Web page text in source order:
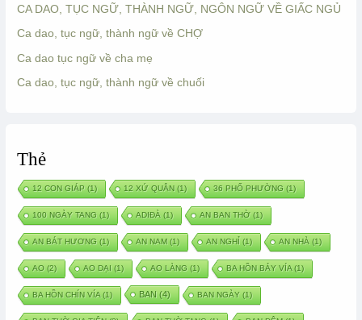
CA DAO, TỤC NGỮ, THÀNH NGỮ, NGÔN NGỮ VỀ GIẤC NGỦ
Ca dao, tục ngữ, thành ngữ về CHỢ
Ca dao tục ngữ về cha mẹ
Ca dao, tục ngữ, thành ngữ về chuối
Thẻ
12 CON GIÁP (1) 12 XỨ QUÂN (1) 36 PHỐ PHƯỜNG (1)
100 NGÀY TANG (1) ADIĐÀ (1) AN BAN THỜ(1)
AN BÁT HƯƠNG (1) AN NAM(1) AN NGHỈ (1) AN NHÀ (1)
AO (2) AO DẠI (1) AO LÀNG (1) BA HỒN BẢY VÍA(1)
BA HỒN CHÍN VÍA(1) BAN (4) BAN NGÀY (1)